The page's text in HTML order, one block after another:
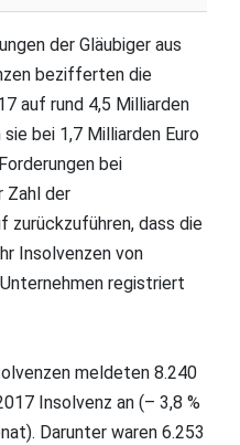
der Gläubiger aus
bezifferten die
auf rund 4,5 Milliarden
bei 1,7 Milliarden Euro
bei
Zahl der
zurückzuführen, dass die
Insolvenzen von
registriert
meldeten 8.240
Insolvenz an (– 3,8 %
Darunter waren 6.253